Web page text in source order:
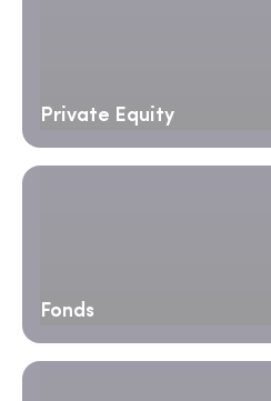
Private Equity
Fonds